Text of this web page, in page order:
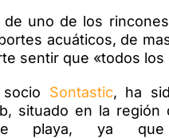
uno de los
acuáticos, de
sentir que «todos los
Sontastic, ha
situado en la región
ya que